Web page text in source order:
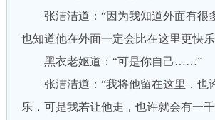
张洁洁道：“因为我知道外面有很
也知道他在外面一定会比在这里更快
黑衣老妪道：“可是你自己……”
张洁洁道：“我将他留在这里，也
乐，可是我若让他走，也许就会有一